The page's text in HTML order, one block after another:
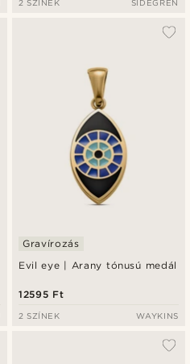
2 SZÍNEK SIDEGREN
Evil eye | Arany tónusú medál
Gravírozás
12595 Ft
2 SZÍNEK WAYKINS